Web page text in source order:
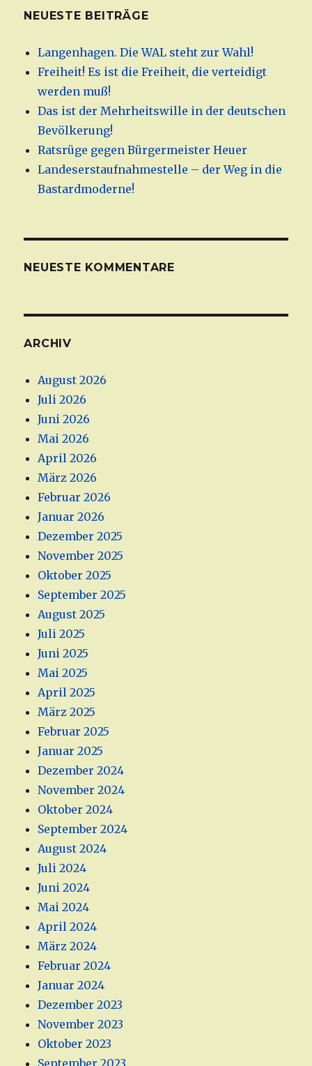
NEUESTE BEITRÄGE
Langenhagen. Die WAL steht zur Wahl!
Freiheit! Es ist die Freiheit, die verteidigt
werden muß!
Das ist der Mehrheitswille in der deutschen
Bevölkerung!
Ratsrüge gegen Bürgermeister Heuer
Landeserstaufnahmestelle – der Weg in die
Bastardmoderne!
NEUESTE KOMMENTARE
ARCHIV
August 2026
Juli 2026
Juni 2026
Mai 2026
April 2026
März 2026
Februar 2026
Januar 2026
Dezember 2025
November 2025
Oktober 2025
September 2025
August 2025
Juli 2025
Juni 2025
Mai 2025
April 2025
März 2025
Februar 2025
Januar 2025
Dezember 2024
November 2024
Oktober 2024
September 2024
August 2024
Juli 2024
Juni 2024
Mai 2024
April 2024
März 2024
Februar 2024
Januar 2024
Dezember 2023
November 2023
Oktober 2023